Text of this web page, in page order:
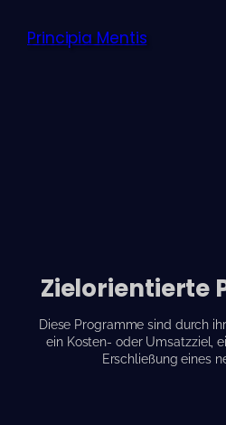
Inhalt
springen
Principia Mentis
Zielorientierte
Diese Programme sind durch
ein Kosten- oder Umsatzziel,
Erschließung eines